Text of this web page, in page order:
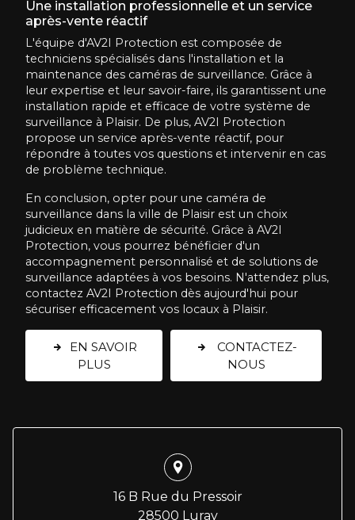
Une installation professionnelle et un service
après-vente réactif
L'équipe d'AV2I Protection est composée de
techniciens spécialisés dans l'installation et la
maintenance des caméras de surveillance. Grâce à
leur expertise et leur savoir-faire, ils garantissent une
installation rapide et efficace de votre système de
surveillance à Plaisir. De plus, AV2I Protection
propose un service après-vente réactif, pour
répondre à toutes vos questions et intervenir en cas
de problème technique.
En conclusion, opter pour une caméra de
surveillance dans la ville de Plaisir est un choix
judicieux en matière de sécurité. Grâce à AV2I
Protection, vous pourrez bénéficier d'un
accompagnement personnalisé et de solutions de
surveillance adaptées à vos besoins. N'attendez plus,
contactez AV2I Protection dès aujourd'hui pour
sécuriser efficacement vos locaux à Plaisir.
EN SAVOIR
PLUS
CONTACTEZ-
NOUS
16 B Rue du Pressoir
28500 Luray